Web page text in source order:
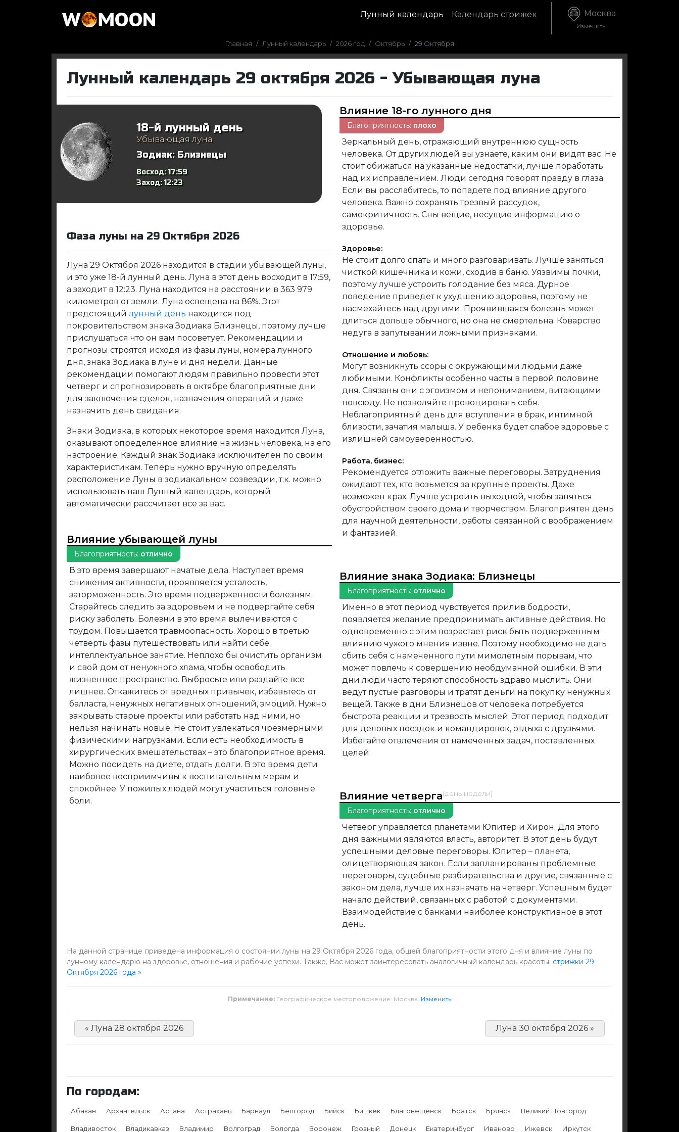
Лунный календарь Календарь стрижек Москва
Изменить
Главная Лунный календарь 2026 год Октябрь 29 Октября
Лунный календарь 29 октября 2026 - Убывающая луна
18-й лунный день
Убывающая луна
Зодиак: Близнецы
Восход:17:59
Заход:12:23
Фаза луны на 29 Октября 2026
Луна 29 Октября 2026 находится в стадии убывающей луны,
и это уже 18-й лунный день. Луна в этот день восходит в 17:59,
а заходит в 12:23. Луна находится на расстоянии в 363 979
километров от земли. Луна освещена на 86%. Этот
предстоящийлунный день находится под
покровительством знака Зодиака Близнецы, поэтому лучше
прислушаться что он вам посоветует. Рекомендации и
прогнозы строятся исходя из фазы луны, номера лунного
дня, знака Зодиака в луне и дня недели. Данные
рекомендации помогают людям правильно провести этот
четверг и спрогнозировать в октябре благоприятные дни
для заключения сделок, назначения операций и даже
назначить день свидания.
Знаки Зодиака, в которых некоторое время находится Луна,
оказывают определенное влияние на жизнь человека, на его
настроение. Каждый знак Зодиака исключителен по своим
характеристикам. Теперь нужно вручную определять
расположение Луны в зодиакальном созвездии, т.к. можно
использовать наш Лунный календарь, который
автоматически рассчитает все за вас.
Влияние убывающей луны
Благоприятность: отлично
В это время завершают начатые дела. Наступает время
снижения активности, проявляется усталость,
заторможенность. Это время подверженности болезням.
Старайтесь следить за здоровьем и не подвергайте себя
риску заболеть. Болезни в это время вылечиваются с
трудом. Повышается травмоопасность. Хорошо в третью
четверть фазы путешествовать или найти себе
интеллектуальное занятие. Неплохо бы очистить организм
и свой дом от ненужного хлама, чтобы освободить
жизненное пространство. Выбросьте или раздайте все
лишнее. Откажитесь от вредных привычек, избавьтесь от
балласта, ненужных негативных отношений, эмоций. Нужно
закрывать старые проекты или работать над ними, но
нельзя начинать новые. Не стоит увлекаться чрезмерными
физическими нагрузками. Если есть необходимость в
хирургических вмешательствах – это благоприятное время.
Можно посидеть на диете, отдать долги. В это время дети
наиболее восприимчивы к воспитательным мерам и
спокойнее. У пожилых людей могут участиться головные
боли.
Влияние 18-го лунного дня
Благоприятность: плохо
Зеркальный день, отражающий внутреннюю сущность
человека. От других людей вы узнаете, каким они видят вас. Не
стоит обижаться на указанные недостатки, лучше поработать
над их исправлением. Люди сегодня говорят правду в глаза.
Если вы расслабитесь, то попадете под влияние другого
человека. Важно сохранять трезвый рассудок,
самокритичность. Сны вещие, несущие информацию о
здоровье.
Здоровье:
Не стоит долго спать и много разговаривать. Лучше заняться
чисткой кишечника и кожи, сходив в баню. Уязвимы почки,
поэтому лучше устроить голодание без мяса. Дурное
поведение приведет к ухудшению здоровья, поэтому не
насмехайтесь над другими. Проявившаяся болезнь может
длиться дольше обычного, но она не смертельна. Коварство
недуга в запутывании ложными признаками.
Отношение и любовь:
Могут возникнуть ссоры с окружающими людьми даже
любимыми. Конфликты особенно часты в первой половине
дня. Связаны они с эгоизмом и непониманием, витающими
повсюду. Не позволяйте провоцировать себя.
Неблагоприятный день для вступления в брак, интимной
близости, зачатия малыша. У ребенка будет слабое здоровье с
излишней самоуверенностью.
Работа, бизнес:
Рекомендуется отложить важные переговоры. Затруднения
ожидают тех, кто возьмется за крупные проекты. Даже
возможен крах. Лучше устроить выходной, чтобы заняться
обустройством своего дома и творчеством. Благоприятен день
для научной деятельности, работы связанной с воображением
и фантазией.
Влияние знака Зодиака: Близнецы
Благоприятность: отлично
Именно в этот период чувствуется прилив бодрости,
появляется желание предпринимать активные действия. Но
одновременно с этим возрастает риск быть подверженным
влиянию чужого мнения извне. Поэтому необходимо не дать
сбить себя с намеченного пути мимолетным порывам, что
может повлечь к совершению необдуманной ошибки. В эти
дни люди часто теряют способность здраво мыслить. Они
ведут пустые разговоры и тратят деньги на покупку ненужных
вещей. Также в дни Близнецов от человека потребуется
быстрота реакции и трезвость мыслей. Этот период подходит
для деловых поездок и командировок, отдыха с друзьями.
Избегайте отвлечения от намеченных задач, поставленных
целей.
Влияние четверга(день недели)
Благоприятность: отлично
Четверг управляется планетами Юпитер и Хирон. Для этого
дня важными являются власть, авторитет. В этот день будут
успешными деловые переговоры. Юпитер – планета,
олицетворяющая закон. Если запланированы проблемные
переговоры, судебные разбирательства и другие, связанные с
законом дела, лучше их назначать на четверг. Успешным будет
начало действий, связанных с работой с документами.
Взаимодействие с банками наиболее конструктивное в этот
день.
На данной странице приведена информация о состоянии луны на 29 Октября 2026 года, общей благоприятности этого дня и влияние луны по
лунному календарю на здоровье, отношения и рабочие успехи. Также, Вас может заинтересовать аналогичный календарь красоты: стрижки 29
Октября 2026 года »
Примечание: Географическое местоположение: Москва. Изменить
« Луна 28 октября 2026 Луна 30 октября 2026 »
По городам:
Абакан Архангельск Астана Астрахань Барнаул Белгород Бийск Бишкек Благовещенск Братск Брянск Великий Новгород
Владивосток Владикавказ Владимир Волгоград Вологда Воронеж Грозный Донецк Екатеринбург Иваново Ижевск Иркутск